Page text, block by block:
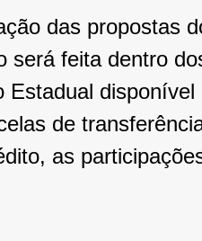
das propostas
será feita dentro
Estadual
de
as